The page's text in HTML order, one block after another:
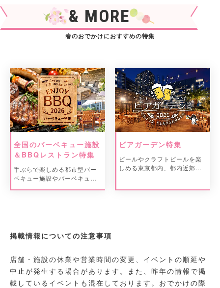
& MORE
春のおでかけにおすすめの特集
全国のバーベキュー施設
＆BBQレストラン特集
手ぶらで楽しめる都市型バー
ベキュー施設やバーベキュー
ビアガーデン特集
ビールやクラフトビールを楽
しめる東京都内、都内近郊の
掲載情報についての注意事項
店舗・施設の休業や営業時間の変更、イベントの順延や
中止が発生する場合があります。また、昨年の情報で掲
載しているイベントも混在しております。おでかけの際